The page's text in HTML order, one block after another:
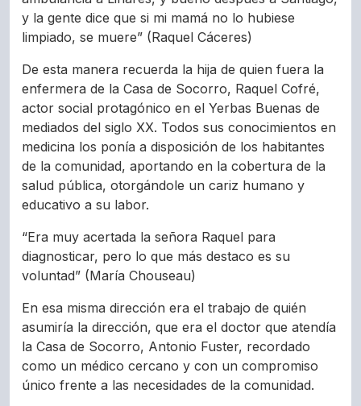
y la gente dice que si mi mamá no lo hubiese
limpiado, se muere” (Raquel Cáceres)
De esta manera recuerda la hija de quien fuera la
enfermera de la Casa de Socorro, Raquel Cofré,
actor social protagónico en el Yerbas Buenas de
mediados del siglo XX. Todos sus conocimientos en
medicina los ponía a disposición de los habitantes
de la comunidad, aportando en la cobertura de la
salud pública, otorgándole un cariz humano y
educativo a su labor.
“Era muy acertada la señora Raquel para
diagnosticar, pero lo que más destaco es su
voluntad” (María Chouseau)
En esa misma dirección era el trabajo de quién
asumiría la dirección, que era el doctor que atendía
la Casa de Socorro, Antonio Fuster, recordado
como un médico cercano y con un compromiso
único frente a las necesidades de la comunidad.